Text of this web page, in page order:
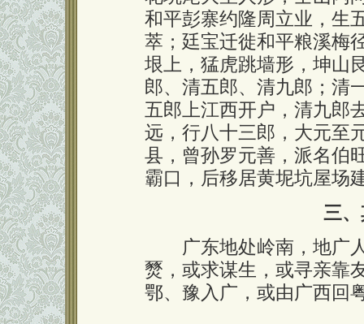
和平彭寨约隆周立业，生
萃；廷宝迁徙和平粮溪梅
垠上，猛虎跳墙形，坤山
郎、清五郎、清九郎；清
五郎上江西开户，清九郎
远，行八十三郎，大元至
县，曾孙罗元善，派名伯
霸口，后移居黄坭坑屋场
三
广东地处岭南，地广人
燹，或求谋生，或寻亲靠
鄂、豫入广，或由广西回